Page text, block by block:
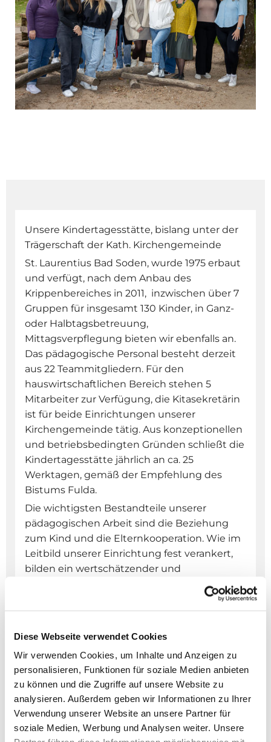
Diese Webseite verwendet Cookies
Wir verwenden Cookies, um Inhalte und Anzeigen zu
personalisieren, Funktionen für soziale Medien anbieten
zu können und die Zugriffe auf unsere Website zu
analysieren. Außerdem geben wir Informationen zu Ihrer
Verwendung unserer Website an unsere Partner für
soziale Medien, Werbung und Analysen weiter. Unsere
Unsere Kindertagesstätte, bislang unter der
Trägerschaft der Kath. Kirchengemeinde
St. Laurentius Bad Soden, wurde 1975 erbaut
und verfügt, nach dem Anbau des
Krippenbereiches in 2011, inzwischen über 7
Gruppen für insgesamt 130 Kinder, in Ganz-
oder Halbtagsbetreuung,
Mittagsverpflegung bieten wir ebenfalls an.
Das pädagogische Personal besteht derzeit
aus 22 Teammitgliedern. Für den
hauswirtschaftlichen Bereich stehen 5
Mitarbeiter zur Verfügung, die Kitasekretärin
ist für beide Einrichtungen unserer
Kirchengemeinde tätig. Aus konzeptionellen
und betriebsbedingten Gründen schließt die
Kindertagesstätte jährlich an ca. 25
Werktagen, gemäß der Empfehlung des
Bistums Fulda.
Die wichtigsten Bestandteile unserer
pädagogischen Arbeit sind die Beziehung
zum Kind und die Elternkooperation. Wie im
Leitbild unserer Einrichtung fest verankert,
bilden ein wertschätzender und
respektvoller Umgang die Basis für ein
christlich geprägtes Miteinander. In unserer
Kindertagesstätte treffen Menschen aus
hohes Maß an Akzeptanz, Toleranz und
Integration. Im Hinblick auf die katholische
Trägerschaft unserer Einrichtung lernen
Kinder und auch Eltern bei verschiedenen
Anlässen den christlichen Glauben kennen.
Es wird gebetet, gesungen, gestaltet und im